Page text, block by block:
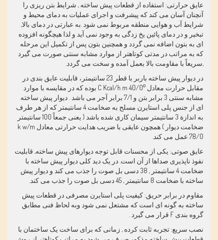
عایق حرارتی: استفاده از قطعات پیش ساخته , شرایط بتن ریزی را
آنچنان آسان می کند که پیشرفت و اجرای عملیات به دمای محیط و
شرایط آب و هوایی منطقه مربوط نمی شود .به عبارتی در دمای بالا,
تبخیر و در دمای پائین یخ زدگی به وجود نمی آید و لذا هیچگونه افزوده
ای به بتون اضافه نمی گردد و همچنین بتون پس از تکمیل این مرحله
که به مراتب در مدتی کوتاهتر از موارد مشابه سنتی صورت می گیرد
,سریعاً با مقاومت بالا بعمل آمده و سخت می گردد.
در دیوار پیش ساخته باربر با قطر 23 سانتیمتر، قابلیت عایق بندی در
مقابل حرارت معادل °C Kcal/h m 40/0 بوده که در مقایسه با موارد
مشابه سنتی 3 برابر بتن و 7/1 برابر آجر می باشد . دیوار پیش ساخته
ای از جنس پلی استایرن مسلح به ضخامت 4 سانتیمتر که از هر طرف
به اندازة 3 سانتیمتر سیمان کاری شده باشد ( یعنی جمعاً 100 سانتیمتر
ضخامت دیوار ) همچون عایقی با ضریب هدایت حرارتی معادل k w/m
78/0 عمل می کند.
عایق صوتی: یکی از محسنات قابل توجه دیوارهای پیش ساخته, قابلیت
نفوذ ناپذیری صداها از آن است. در یک دید کلی دیوار پیش ساخته با
ضخامت 4 سانتیمتر , 38 دسی بل صوت را جذب می کند و دیوار پیش
ساخته با ضخامت 8 سانتیمتر , 45 دسی بل صوت را جذب می کند.
مقاوم در برابر حریق: کیفیت پلی استایرن مصرفی در قطعات پیش
ساخته به گونه ای است که مشتعل نمی شود وبه لحاظ فنی مطابق
گروه بندی F قرار می گیرد .
نصب سریع: تجربه ثابت کرده , زمانی که برای ساخت یک ساختمان با